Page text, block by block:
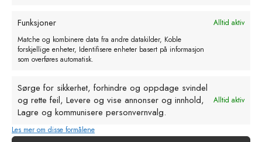
Funksjoner
Alltid aktiv
Matche og kombinere data fra andre datakilder, Koble
forskjellige enheter, Identifisere enheter basert på informasjon
som overføres automatisk.
Sørge for sikkerhet, forhindre og oppdage svindel
og rette feil, Levere og vise annonser og innhold,
Lagre og kommunisere personvernvalg.
Alltid aktiv
Les mer om disse formålene
Lokk med smokk for speedy feeder
kr140,00 eks. MVA
Legg i handlekurv